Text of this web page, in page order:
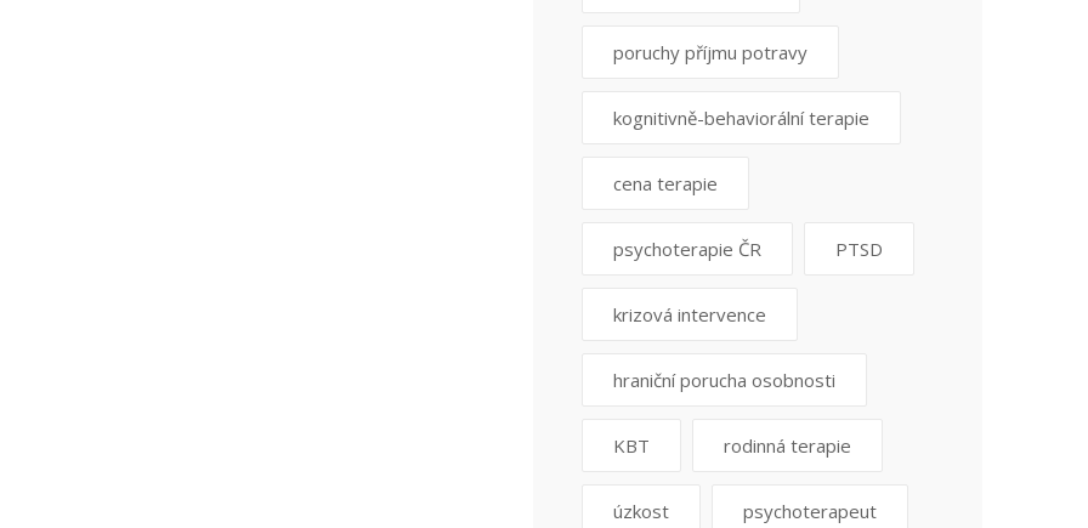
poruchy příjmu potravy
kognitivně-behaviorální terapie
cena terapie
psychoterapie ČR PTSD
krizová intervence
hraniční porucha osobnosti
KBT rodinná terapie
úzkost psychoterapeut